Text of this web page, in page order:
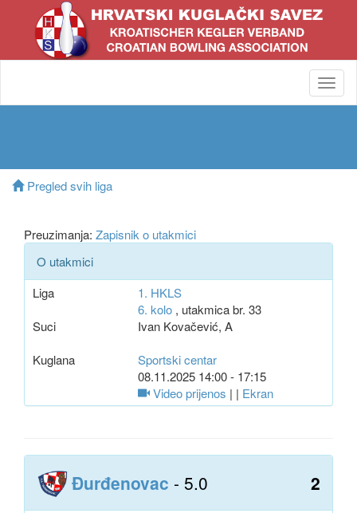
Pregled svih liga
Preuzimanja: Zapisnik o utakmici
O utakmici
Liga
1. HKLS
6. kolo, utakmica br. 33
Suci
Ivan Kovačević, A
Kuglana
Sportski centar
08.11.2025 14:00 - 17:15
Video prijenos | | Ekran
Đurđenovac - 5.0 2